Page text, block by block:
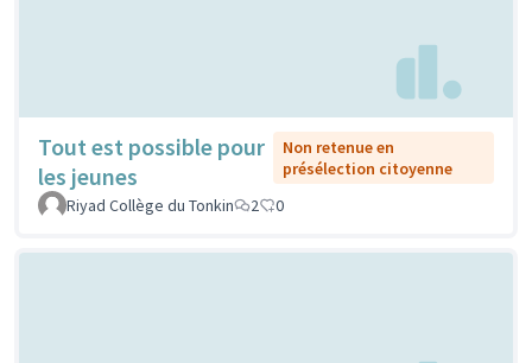
Tout est possible pour
les jeunes
Non retenue en
présélection citoyenne
Riyad Collège du Tonkin
2 0